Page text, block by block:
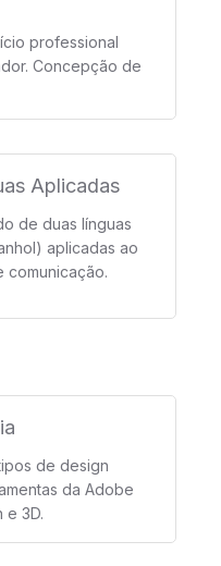
professional
Concepção de
Aplicadas
de duas línguas
aplicadas ao
de design
da Adobe
e 3D.